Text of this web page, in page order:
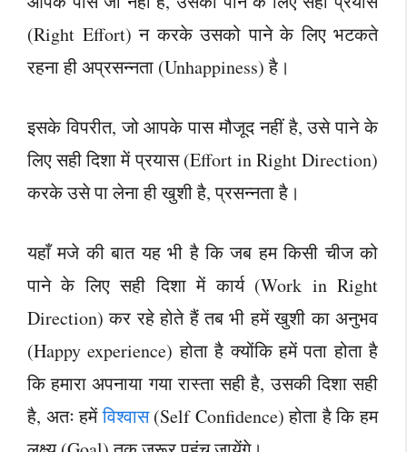
(Right Effort) न करके उसको पाने के लिए भटकते
रहना ही अप्रसन्नता (Unhappiness) है।
इसके विपरीत, जो आपके पास मौजूद नहीं है, उसे पाने के
लिए सही दिशा में प्रयास (Effort in Right Direction)
करके उसे पा लेना ही खुशी है, प्रसन्नता है।
यहाँ मजे की बात यह भी है कि जब हम किसी चीज को
पाने के लिए सही दिशा में कार्य (Work in Right
Direction) कर रहे होते हैं तब भी हमें खुशी का अनुभव
(Happy experience) होता है क्योंकि हमें पता होता है
कि हमारा अपनाया गया रास्ता सही है, उसकी दिशा सही
है, अतः हमेंविश्वास(Self Confidence) होता है कि हम